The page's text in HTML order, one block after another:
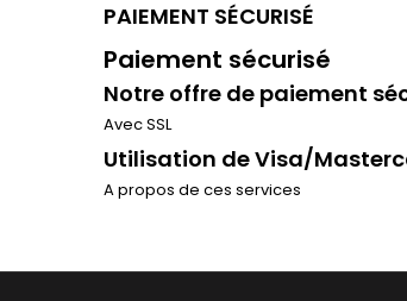
PAIEMENT SÉCURISÉ
Paiement sécurisé
Notre offre de paiement
Avec SSL
Utilisation de Visa/
A propos de ces services